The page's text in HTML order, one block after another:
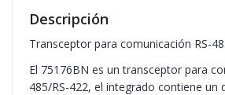
Descripción
Transceptor para comunicación RS-
El 75176BN es un transceptor para
485/RS-422, el integrado contiene un